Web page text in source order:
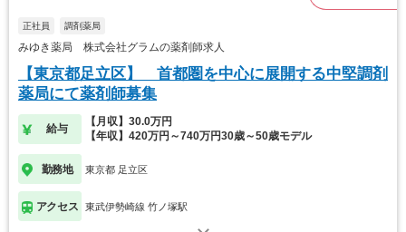
正社員 調剤薬局
みゆき薬局 株式会社グラムの薬剤師求人
【東京都足立区】 首都圏を中心に展開する中堅調剤
薬局にて薬剤師募集
給与
【月収】30.0万円
【年収】420万円～740万円30歳～50歳モデル
勤務地 東京都 足立区
アクセス 東武伊勢崎線 竹ノ塚駅